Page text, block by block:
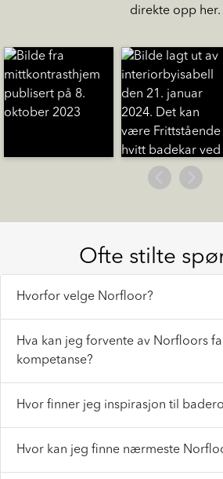
direkte opp her.
Hvorfor velge Norfloor?
Hva kan jeg forvente av Norfloors
kompetanse?
Hvor finner jeg inspirasjon til
Hvor kan jeg finne nærmeste
Ofte stilte